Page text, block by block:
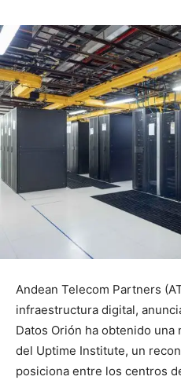
Andean Telecom Partners
infraestructura digital,
Datos Orión ha obtenido
del Uptime Institute, un
posiciona entre los centros